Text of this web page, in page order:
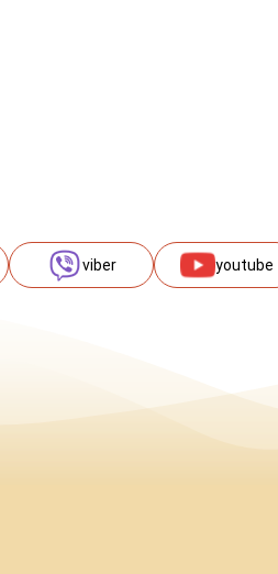
viber youtube